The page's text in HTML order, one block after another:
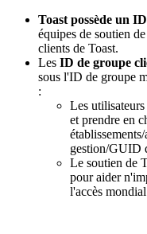
Toast possède un
équipes de soutien
clients de Toast.
Les ID de groupe
sous l'ID de groupe
:
Les
et prendre en
gestion/GUID
Le soutien de
pour aider
l'accès